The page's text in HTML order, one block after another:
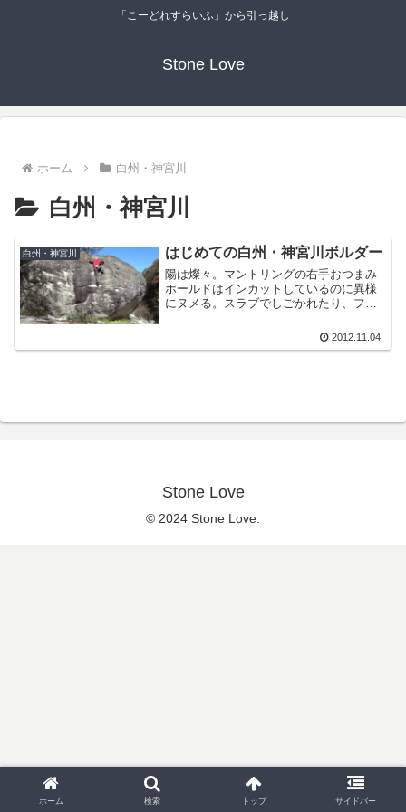
「こーどれすらいふ」から引っ越し
Stone Love
ホーム 白州・神宮川
白州・神宮川
白州・神宮川 はじめての白州・神宮川ボルダー
陽は燦々。マントリングの右手おつまみ
ホールドはインカットしているのに異様
にヌメる。スラブでしごかれたり、フェ
2012.11.04
Stone Love
© 2024 Stone Love.
ホーム 検索 トップ サイドバー